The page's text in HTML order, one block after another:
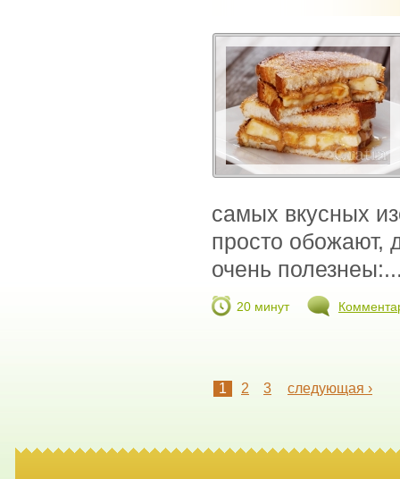
самых вкусных
просто обожают,
очень
20 минут
1 2 3 следующая ›